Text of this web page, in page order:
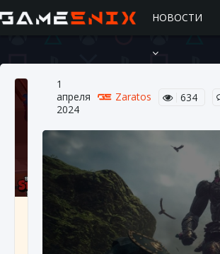
НОВОСТИ
Подробное руководство по получению
самоцветов Brawl Stars
10 августа 2024 2 685 0
1
апреля
2024
Zaratos 634